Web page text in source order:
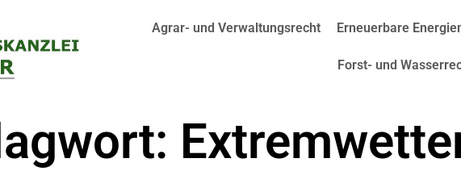
Agrar- und Verwaltungsrecht Erneuerbare
Forst- und